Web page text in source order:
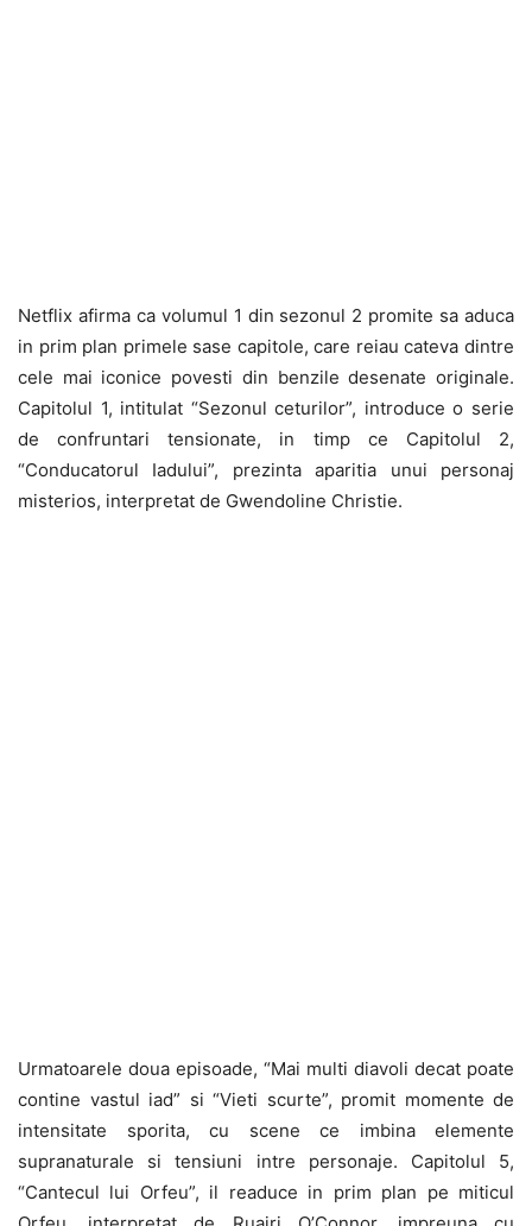
Netflix afirma ca volumul 1 din sezonul 2 promite sa aduca
in prim plan primele sase capitole, care reiau cateva dintre
cele mai iconice povesti din benzile desenate originale.
Capitolul 1, intitulat “Sezonul ceturilor”, introduce o serie
de confruntari tensionate, in timp ce Capitolul 2,
“Conducatorul Iadului”, prezinta aparitia unui personaj
misterios, interpretat de Gwendoline Christie.
Urmatoarele doua episoade, “Mai multi diavoli decat poate
contine vastul iad” si “Vieti scurte”, promit momente de
intensitate sporita, cu scene ce imbina elemente
supranaturale si tensiuni intre personaje. Capitolul 5,
“Cantecul lui Orfeu”, il readuce in prim plan pe miticul